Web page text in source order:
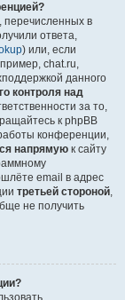
перечисленных в
ответа,
) или, если
chat.ru,
данного
контроля над
за то,
к phpBB
конференции,
напрямую к сайту
email в адрес
третьей стороной,
не получить